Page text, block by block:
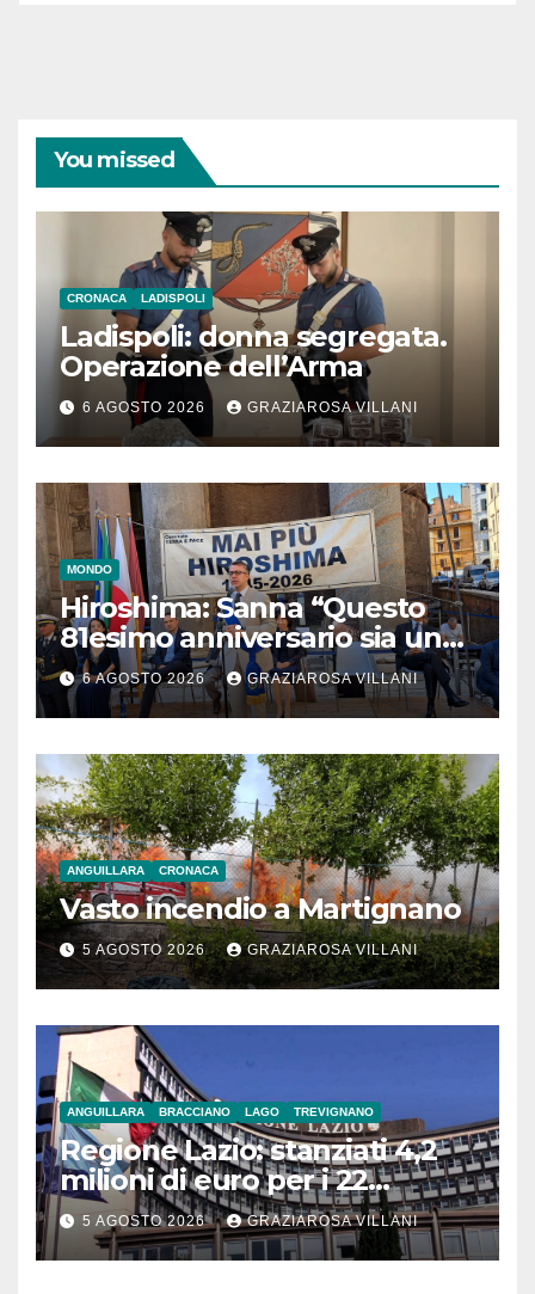
You missed
CRONACA LADISPOLI
Ladispoli: donna segregata.
Operazione dell’Arma
6 AGOSTO 2026 GRAZIAROSA VILLANI
MONDO
Hiroshima: Sanna “Questo
81esimo anniversario sia un
monito per tutti”
6 AGOSTO 2026 GRAZIAROSA VILLANI
ANGUILLARA CRONACA
Vasto incendio a Martignano
5 AGOSTO 2026 GRAZIAROSA VILLANI
ANGUILLARA BRACCIANO LAGO TREVIGNANO
Regione Lazio: stanziati 4,2
milioni di euro per i 22
Comuni dell’Etruria
Meridionale
5 AGOSTO 2026 GRAZIAROSA VILLANI